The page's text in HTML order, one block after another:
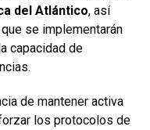
del Atlántico, así
se implementarán
capacidad de
de mantener activa
los protocolos de